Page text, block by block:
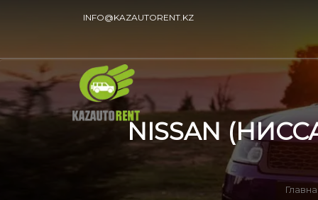
INFO@KAZAUTORENT.KZ
NISSAN